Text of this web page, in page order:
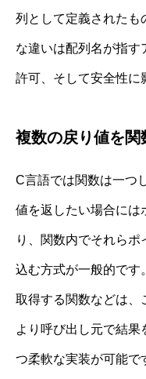
列として定義されたも
な違いは配列名が指す
許可、そして安全性に
複数の戻り値を関
C言語では関数は一つ
値を返したい場合には
り、関数内でそれらポ
込む方式が一般的です
取得する関数などは、
より呼び出し元で結
つ柔軟な実装が可能で